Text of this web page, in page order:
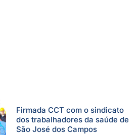
Firmada CCT com o sindicato
dos trabalhadores da saúde de
São José dos Campos